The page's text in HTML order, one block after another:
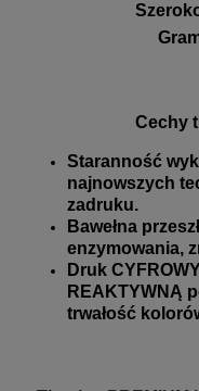
Cechy
Staranność
najnowszych
zadruku.
Bawełna
enzymowania,
Druk
REAKTYWNĄ
trwałość